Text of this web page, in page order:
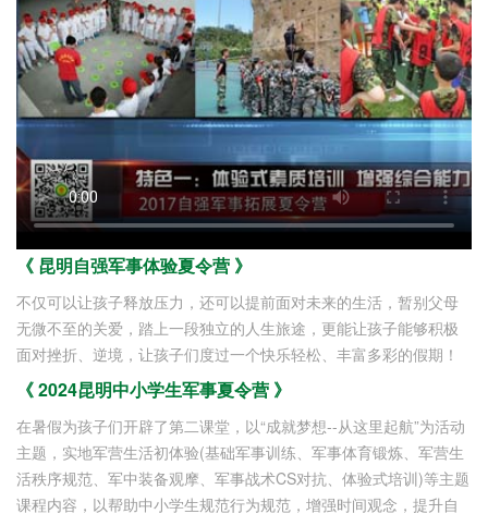
《 昆明自强军事体验夏令营 》
不仅可以让孩子释放压力，还可以提前面对未来的生活，暂别父母
无微不至的关爱，踏上一段独立的人生旅途，更能让孩子能够积极
面对挫折、逆境，让孩子们度过一个快乐轻松、丰富多彩的假期！
《 2024昆明中小学生军事夏令营 》
在暑假为孩子们开辟了第二课堂，以“成就梦想--从这里起航”为活动
主题，实地军营生活初体验(基础军事训练、军事体育锻炼、军营生
活秩序规范、军中装备观摩、军事战术CS对抗、体验式培训)等主题
课程内容，以帮助中小学生规范行为规范，增强时间观念，提升自